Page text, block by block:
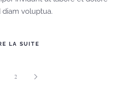
diam voluptua.
LA SUITE
2